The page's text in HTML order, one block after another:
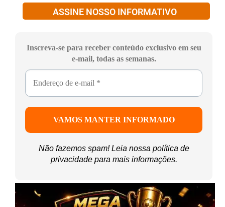
ASSINE NOSSO INFORMATIVO
Inscreva-se para receber conteúdo exclusivo em seu
e-mail, todas as semanas.
Não fazemos spam! Leia nossa política de
privacidadepara mais informações.